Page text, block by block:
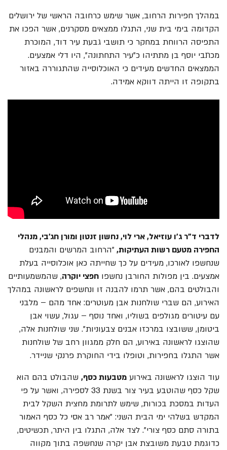
במהלך חפירות הרחוב, אשר שימש כרחובה הראשי של ירושלים
הקדומה בימי בית שני, התגלו ממצאים מסקרנים, אשר הפכו את
התפיסה הרווחת במחקר כי תושבי גבעת עיר דוד, המוכרת
מכתבי יוסף בן מתתיהו כ"עיר התחתונה", היו דלי אמצעים.
הממצאים החדשים מעידים כי האוכלוסייה שהתגוררה באזור
בתקופה זו הייתה דווקא אמידה.
לדברי ד"ר ג'ו עוזיאל, ארי לוי, נחשון זנטון ומורן חג'בי, מנהלי
החפירה מטעם רשות העתיקות, "הרחוב המרשים והמבנים
שנחשפו לאורכו, מעידים על כך שחייתה כאן אוכלוסייה בעלת
אמצעים. בין מפולות החורבן נחשפו חפצי יוקרה, שהמשמעותיים
והבולטים בהם, אשר תרמו להבנה זו ונחשפים לראשונה במהלך
האירוע, הם שברי שולחנות אבן מעוטרים: אחד מהם – מלבני
עם עיטורים מגולפים בשוליו, ואחד נוסף – עגול, עשוי אבן
ביטומן, ששובצו במרכזו אבנים צבעוניות". שני שולחנות אלה,
שהוצגו לראשונה באירוע, הם חלק ממגוון רחב של שולחנות
אשר התגלו בחפירות, וטופלו בידי החוקרת פרנקי שניידר.
עוד הוצגו לראשונה באירוע מטבעות כסף, שהבולט בהם הוא
שקל כסף שהוטבע בעיר צור בשנת 33 לספירה, ואשר על פי
העדות במסכת בכורות, שימש לתרומת מחצית השקל לבית
המקדש בשלהי ימי הבית השני: "אמר רב אסי כל כסף האמור
בתורה סתם כסף צורי". לצד אלה, התגלו בין היתר, תכשיטים,
כדוגמת טבעת משובצת אבן יקרה שנחשפה בתוך מקווה